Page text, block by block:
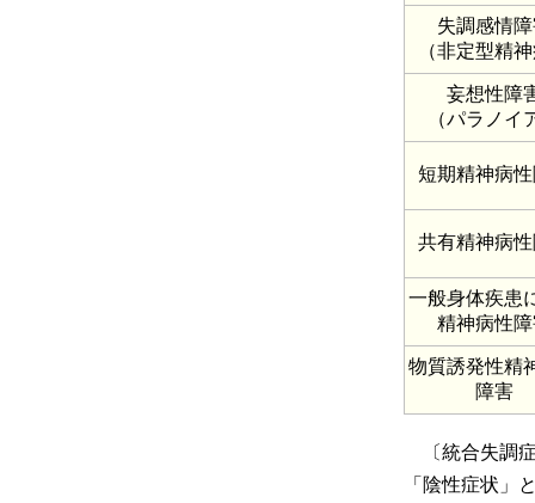
失調感情
（非定型精
妄想性障
（パラノイ
短期精神病
共有精神病
一般身体疾患
精神病性
物質誘発性精
障害
〔統合失調
「陰性症状」